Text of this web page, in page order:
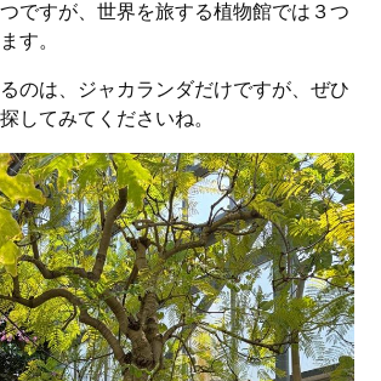
ですが、世界を旅する植物館では３つ
す。
のは、ジャカランダだけですが、ぜひ
してみてくださいね。